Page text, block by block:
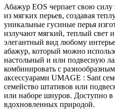
Абажур EOS черпает свою
из мягких перьев, создавая
уникальные гусиные перья
излучают мягкий, теплый свет
элегантный вид любому
абажур, который можно
настольный и или подвесную
комбинировать с
аксессуарами UMAGE : Sant
семейство штативов или
или наборе шнуров. Доступно в
вдохновленных природой.